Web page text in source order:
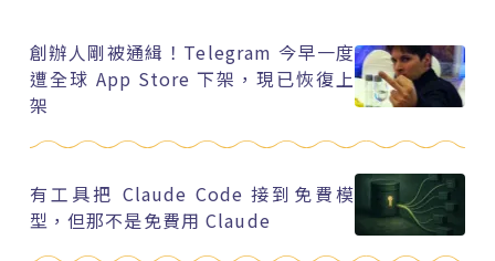
創辦人剛被通緝！Telegram 今早一度
遭全球 App Store 下架，現已恢復上
架
有工具把 Claude Code 接到免費模
型，但那不是免費用 Claude